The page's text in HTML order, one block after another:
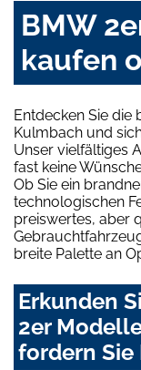
BMW
kaufen
Entdecken Sie die
Kulmbach und
Unser vielfältiges
fast keine
Ob Sie ein
technologischen
preiswertes, aber
breite Palette an
Erkunden
2er
fordern Sie